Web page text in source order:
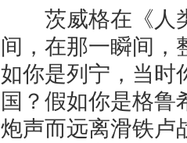
茨威格在《人类
间，在那一瞬间，
如你是列宁，当时
国？假如你是格鲁
炮声而远离滑铁卢